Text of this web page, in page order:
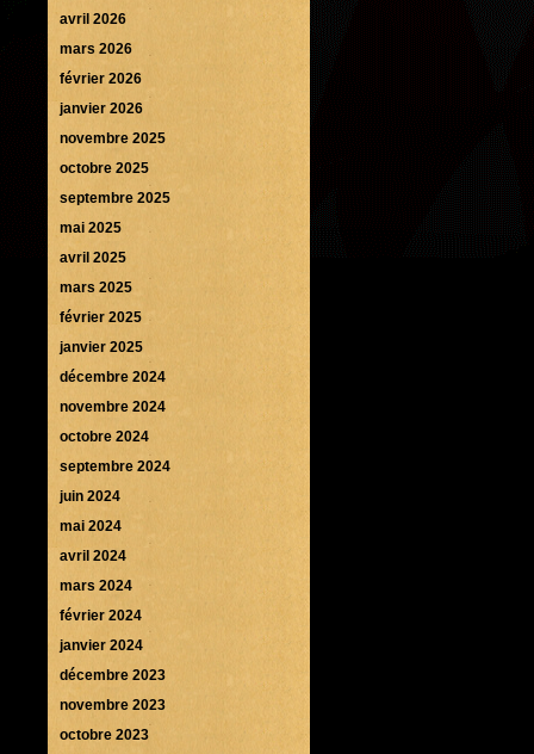
avril 2026
mars 2026
février 2026
janvier 2026
novembre 2025
octobre 2025
septembre 2025
mai 2025
avril 2025
mars 2025
février 2025
janvier 2025
décembre 2024
novembre 2024
octobre 2024
septembre 2024
juin 2024
mai 2024
avril 2024
mars 2024
février 2024
janvier 2024
décembre 2023
novembre 2023
octobre 2023